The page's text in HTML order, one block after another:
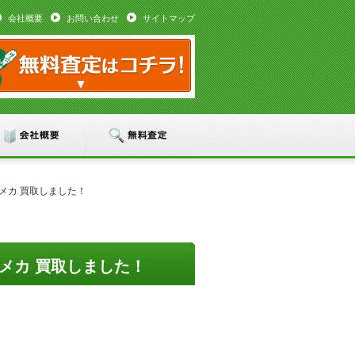
会社概要 お問い合わせ サイトマップ
カ 買取しました！
カ 買取しました！